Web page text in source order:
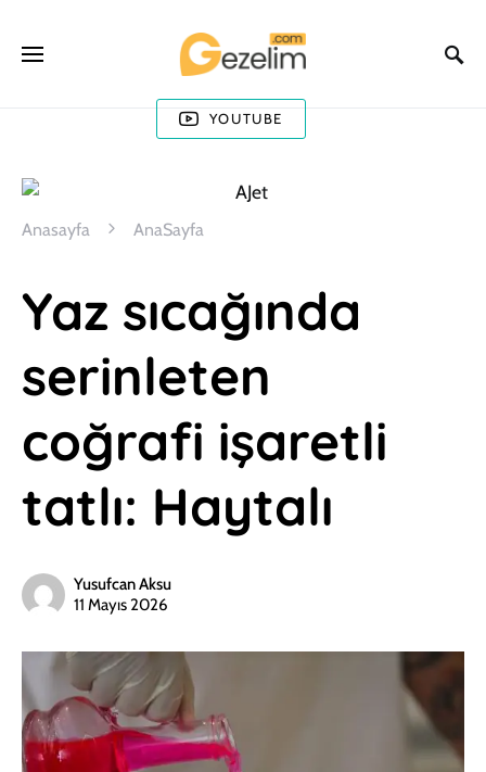
YOUTUBE
Anasayfa AnaSayfa
Yaz sıcağında
serinleten
coğrafi işaretli
tatlı: Haytalı
Yusufcan Aksu
11 Mayıs 2026